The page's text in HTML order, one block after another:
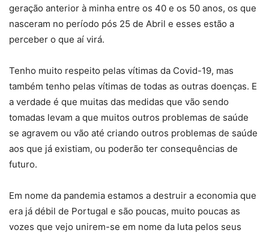
geração anterior à minha entre os 40 e os 50 anos, os que
nasceram no período pós 25 de Abril e esses estão a
perceber o que aí virá.
Tenho muito respeito pelas vítimas da Covid-19, mas
também tenho pelas vítimas de todas as outras doenças. E
a verdade é que muitas das medidas que vão sendo
tomadas levam a que muitos outros problemas de saúde
se agravem ou vão até criando outros problemas de saúde
aos que já existiam, ou poderão ter consequências de
futuro.
Em nome da pandemia estamos a destruir a economia que
era já débil de Portugal e são poucas, muito poucas as
vozes que vejo unirem-se em nome da luta pelos seus